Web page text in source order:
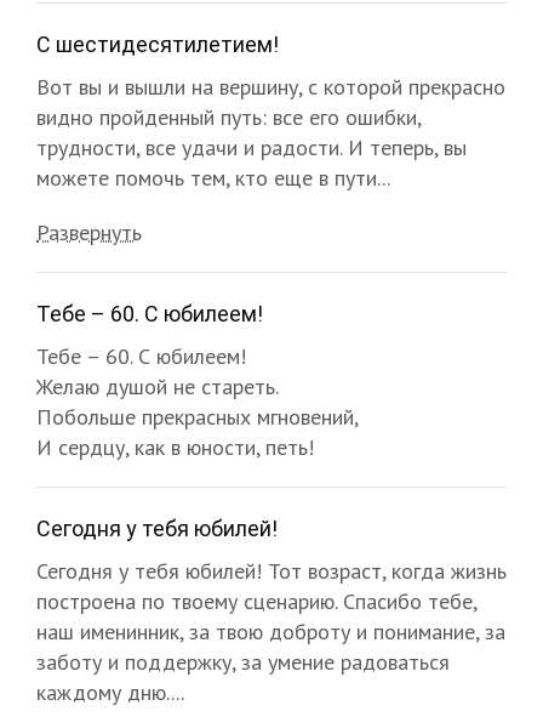
С шестидесятилетием!
Вот вы и вышли на вершину, с которой прекрасно
видно пройденный путь: все его ошибки,
трудности, все удачи и радости. И теперь, вы
можете помочь тем, кто еще в пути...
Развернуть
Тебе – 60. С юбилеем!
Тебе – 60. С юбилеем!
Желаю душой не стареть.
Побольше прекрасных мгновений,
И сердцу, как в юности, петь!
Сегодня у тебя юбилей!
Сегодня у тебя юбилей! Тот возраст, когда жизнь
построена по твоему сценарию. Спасибо тебе,
наш именинник, за твою доброту и понимание, за
заботу и поддержку, за умение радоваться
каждому дню....